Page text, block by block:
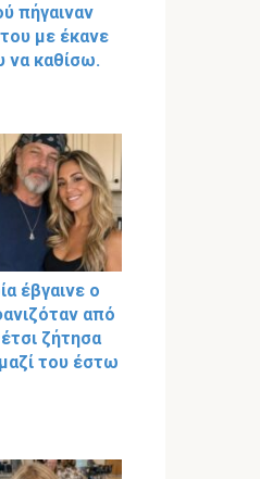
πήγαιναν
με έκανε
καθίσω.
έβγαινε ο
από
ζήτησα
του έστω